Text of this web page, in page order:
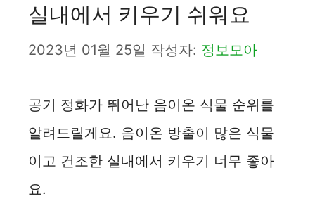
실내에서 키우기 쉬워요
2023년 01월 25일 작성자: 정보모아
공기 정화가 뛰어난 음이온 식물 순위를
알려드릴게요. 음이온 방출이 많은 식물
이고 건조한 실내에서 키우기 너무 좋아
요.